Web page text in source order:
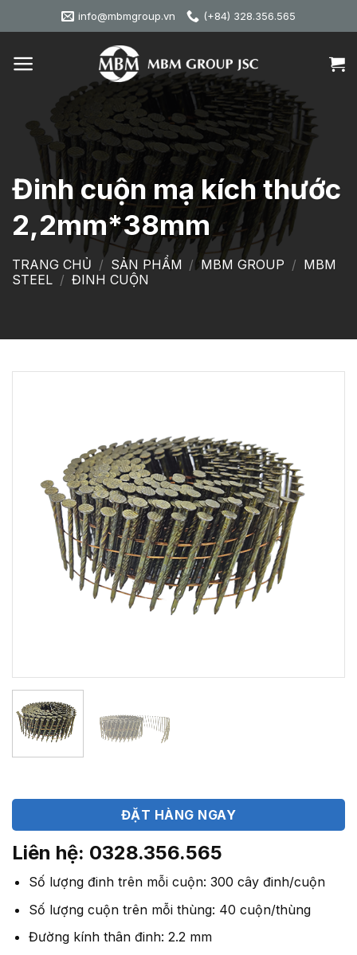
to
info@mbmgroup.vn (+84) 328.356.565
Đinh cuộn mạ kích thước
2,2mm*38mm
TRANG CHỦ / SẢN PHẨM / MBM GROUP / MBM
STEEL / ĐINH CUỘN
ĐẶT HÀNG NGAY
Liên hệ: 0328.356.565
Số lượng đinh trên mỗi cuộn: 300 cây đinh/cuộn
Số lượng cuộn trên mỗi thùng: 40 cuộn/thùng
Đường kính thân đinh: 2.2 mm